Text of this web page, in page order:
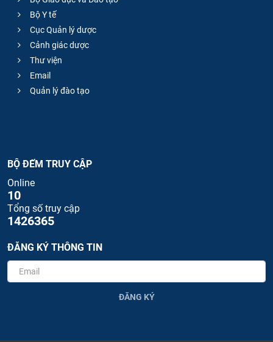
Bộ Y tế
Cục Quản lý dược
Cảnh giác dược
Thư viện
Email
Quản lý đào tạo
BỘ ĐẾM TRUY CẬP
Online
10
Tổng số truy cập
1426365
ĐĂNG KÝ THÔNG TIN
ĐĂNG KÝ